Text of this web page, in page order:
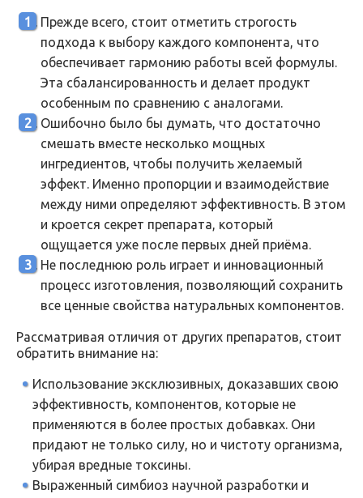
Прежде всего, стоит отметить строгость
подхода к выбору каждого компонента, что
обеспечивает гармонию работы всей формулы.
Эта сбалансированность и делает продукт
особенным по сравнению с аналогами.
Ошибочно было бы думать, что достаточно
смешать вместе несколько мощных
ингредиентов, чтобы получить желаемый
эффект. Именно пропорции и взаимодействие
между ними определяют эффективность. В этом
и кроется секрет препарата, который
ощущается уже после первых дней приёма.
Не последнюю роль играет и инновационный
процесс изготовления, позволяющий сохранить
все ценные свойства натуральных компонентов.
Рассматривая отличия от других препаратов, стоит
обратить внимание на:
Использование эксклюзивных, доказавших свою
эффективность, компонентов, которые не
применяются в более простых добавках. Они
придают не только силу, но и чистоту организма,
убирая вредные токсины.
Выраженный симбиоз научной разработки и